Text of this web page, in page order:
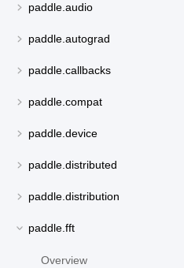
paddle.audio
paddle.autograd
paddle.callbacks
paddle.compat
paddle.device
paddle.distributed
paddle.distribution
paddle.fft
Overview